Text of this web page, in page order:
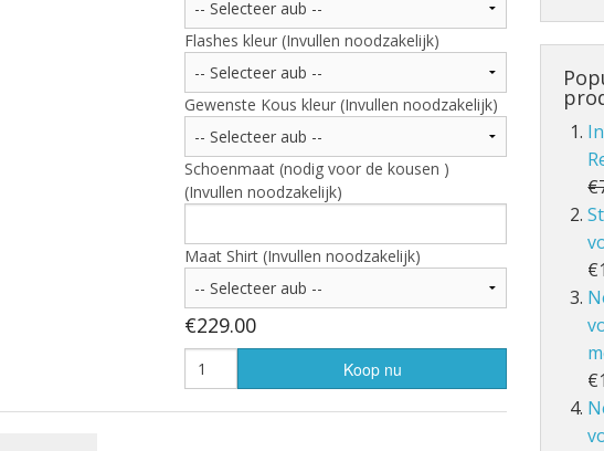
Kilt Kilt Dames
Budget-, Party-, Standaard- en Volle Kilt
Kilt, voordeelpakket B
Kousen - Piper Hose
Overhemd
Shawl - Omslagdoek - Stola
Tammy
Tartan
Trousers_Tartan
Flashes kleur (Invullen noodzakelijk)
Gewenste Kous kleur (Invullen noodzakelijk)
Schoenmaat (nodig voor de kousen )
(Invullen noodzakelijk)
Maat Shirt (Invullen noodzakelijk)
€229.00
Koop nu